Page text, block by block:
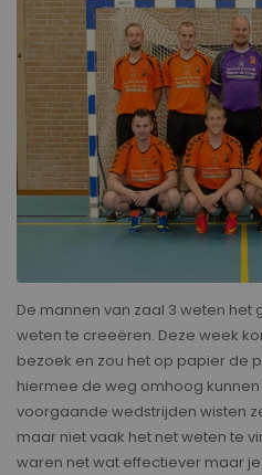
De mannen van zaal 3 weten het
weten te creeëren. Deze week
bezoek en zou het op papier de
hiermee de weg omhoog
voorgaande wedstrijden wisten
maar niet vaak het net weten te
waren net wat effectiever maar